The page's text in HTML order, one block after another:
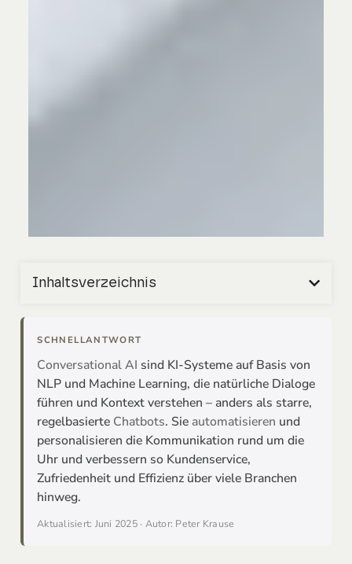
Inhaltsverzeichnis
SCHNELLANTWORT
Conversational AI sind KI-Systeme auf Basis von
NLP und Machine Learning, die natürliche Dialoge
führen und Kontext verstehen – anders als starre,
regelbasierte Chatbots. Sie automatisieren und
personalisieren die Kommunikation rund um die
Uhr und verbessern so Kundenservice,
Zufriedenheit und Effizienz über viele Branchen
hinweg.
Aktualisiert: Juni 2025 · Autor: Peter Krause